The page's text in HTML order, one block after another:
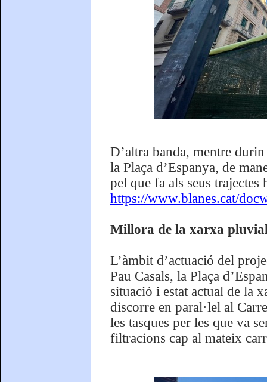
D’altra banda, mentre
la Plaça d’Espanya, de
pel que fa als seus
https://www.blanes.cat/
Millora de la xarxa
L’àmbit d’actuació del
Pau Casals, la Plaça
situació i estat actual de la
discorre en paral·lel al
les tasques per les que va
filtracions cap al mateix